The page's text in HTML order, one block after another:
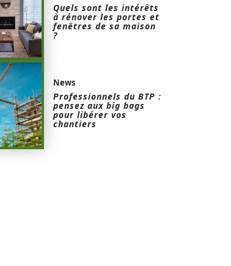
Quels sont les intérêts
à rénover les portes et
fenêtres de sa maison
?
News
Professionnels du BTP :
pensez aux big bags
pour libérer vos
chantiers